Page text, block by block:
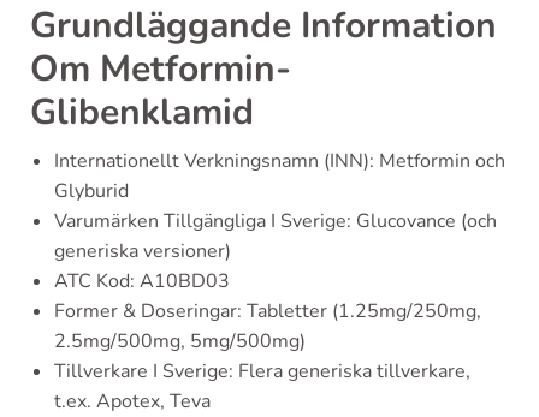
Grundläggande Information
Om Metformin-
Glibenklamid
Internationellt Verkningsnamn (INN): Metformin och
Glyburid
Varumärken Tillgängliga I Sverige: Glucovance (och
generiska versioner)
ATC Kod: A10BD03
Former & Doseringar: Tabletter (1.25mg/250mg,
2.5mg/500mg, 5mg/500mg)
Tillverkare I Sverige: Flera generiska tillverkare,
t.ex. Apotex, Teva